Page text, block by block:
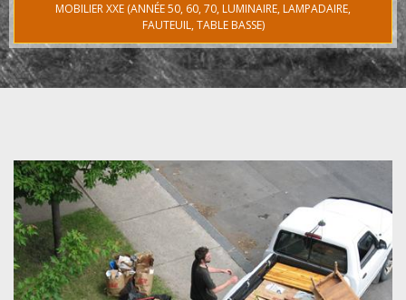
MOBILIER XXE (ANNÉE 50, 60, 70, LUMINAIRE, LAMPADAIRE,
FAUTEUIL, TABLE BASSE)